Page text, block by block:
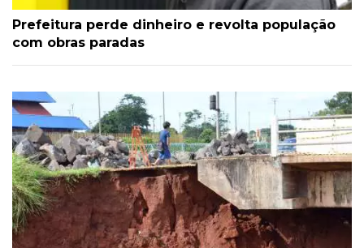
Prefeitura perde dinheiro e revolta população
com obras paradas